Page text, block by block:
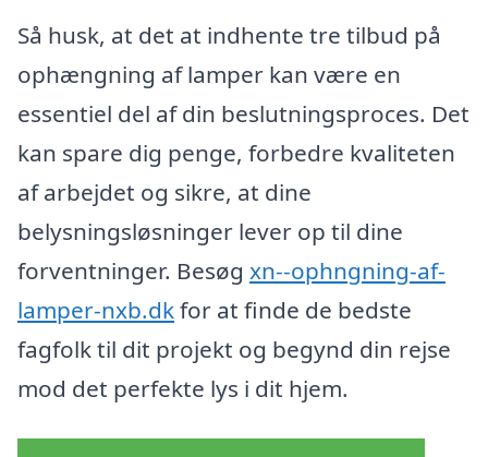
Så husk, at det at indhente tre tilbud på
ophængning af lamper kan være en
essentiel del af din beslutningsproces. Det
kan spare dig penge, forbedre kvaliteten
af arbejdet og sikre, at dine
belysningsløsninger lever op til dine
forventninger. Besøg xn--ophngning-af-
lamper-nxb.dkfor at finde de bedste
fagfolk til dit projekt og begynd din rejse
mod det perfekte lys i dit hjem.